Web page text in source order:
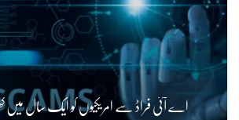
اے آئی فراڈ سے امریکیوں کو ایک سال میں